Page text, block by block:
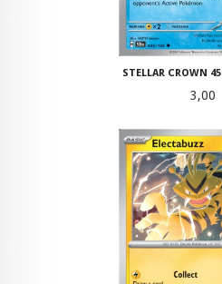
STELLAR CROWN
Pris
3,00